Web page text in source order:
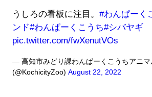
うしろの看板に注目。 #わんぱーく
ンド#わんぱーくこうち#シバヤギ
pic.twitter.com/fwXenutVOs
— 高知市みどり課わんぱーくこうちアニマ
(@KochicityZoo) August 22, 2022